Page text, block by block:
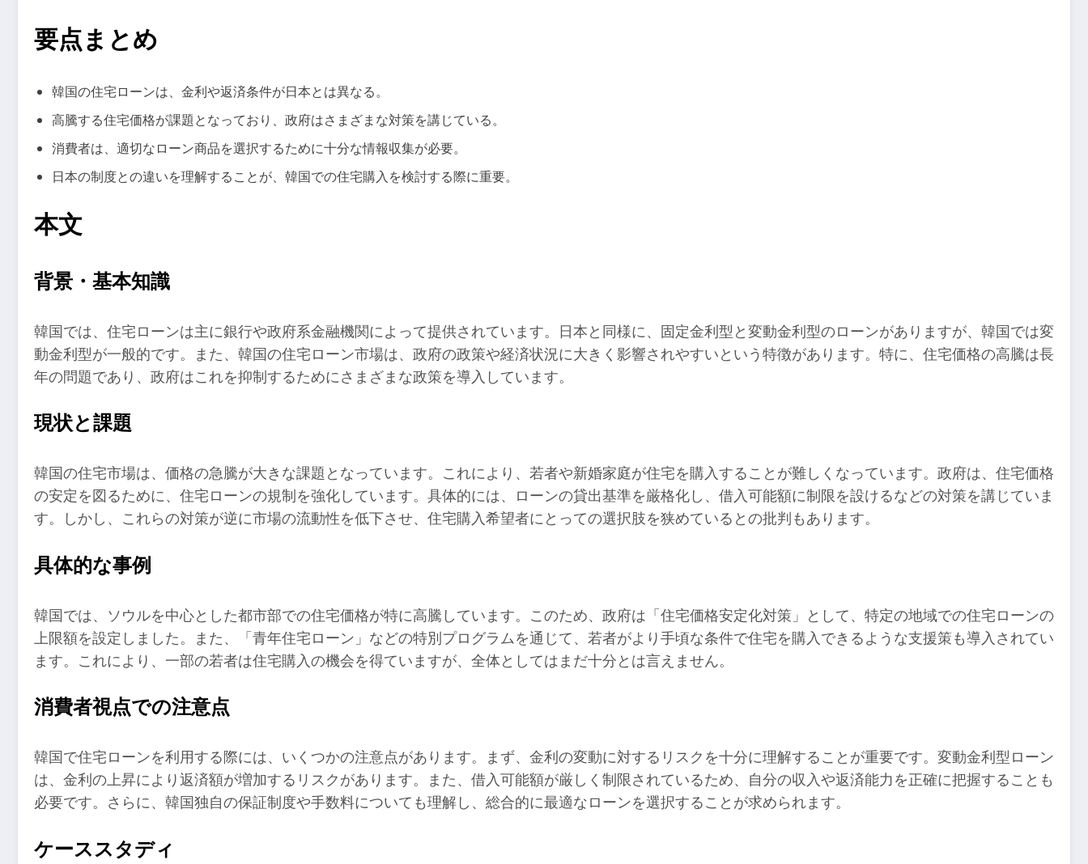
要点まとめ
韓国の住宅ローンは、金利や返済条件が日本とは異なる。
高騰する住宅価格が課題となっており、政府はさまざまな対策を講じている。
消費者は、適切なローン商品を選択するために十分な情報収集が必要。
日本の制度との違いを理解することが、韓国での住宅購入を検討する際に重要。
本文
背景・基本知識
韓国では、住宅ローンは主に銀行や政府系金融機関によって提供されています。日本と同様に、固定金利型と変動金利型のローンがありますが、韓国では変
動金利型が一般的です。また、韓国の住宅ローン市場は、政府の政策や経済状況に大きく影響されやすいという特徴があります。特に、住宅価格の高騰は長
年の問題であり、政府はこれを抑制するためにさまざまな政策を導入しています。
現状と課題
韓国の住宅市場は、価格の急騰が大きな課題となっています。これにより、若者や新婚家庭が住宅を購入することが難しくなっています。政府は、住宅価格
の安定を図るために、住宅ローンの規制を強化しています。具体的には、ローンの貸出基準を厳格化し、借入可能額に制限を設けるなどの対策を講じていま
す。しかし、これらの対策が逆に市場の流動性を低下させ、住宅購入希望者にとっての選択肢を狭めているとの批判もあります。
具体的な事例
韓国では、ソウルを中心とした都市部での住宅価格が特に高騰しています。このため、政府は「住宅価格安定化対策」として、特定の地域での住宅ローンの
上限額を設定しました。また、「青年住宅ローン」などの特別プログラムを通じて、若者がより手頃な条件で住宅を購入できるような支援策も導入されてい
ます。これにより、一部の若者は住宅購入の機会を得ていますが、全体としてはまだ十分とは言えません。
消費者視点での注意点
韓国で住宅ローンを利用する際には、いくつかの注意点があります。まず、金利の変動に対するリスクを十分に理解することが重要です。変動金利型ローン
は、金利の上昇により返済額が増加するリスクがあります。また、借入可能額が厳しく制限されているため、自分の収入や返済能力を正確に把握することも
必要です。さらに、韓国独自の保証制度や手数料についても理解し、総合的に最適なローンを選択することが求められます。
ケーススタディ